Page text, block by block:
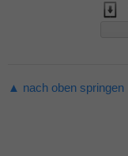
▲ nach oben springen